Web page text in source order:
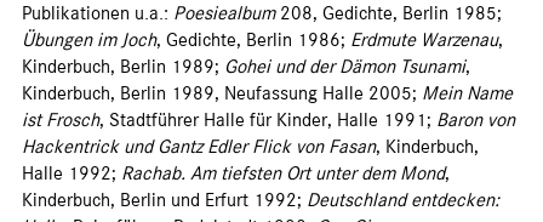
Publikationen u.a.: Poesiealbum208, Gedichte, Berlin 1985;
Übungen im Joch, Gedichte, Berlin 1986; Erdmute Warzenau,
Kinderbuch, Berlin 1989; Gohei und der Dämon Tsunami,
Kinderbuch, Berlin 1989, Neufassung Halle 2005; Mein Name
ist Frosch, Stadtführer Halle für Kinder, Halle 1991; Baron von
Hackentrick und Gantz Edler Flick von Fasan, Kinderbuch,
Halle 1992; Rachab. Am tiefsten Ort unter dem Mond,
Kinderbuch, Berlin und Erfurt 1992; Deutschland entdecken: